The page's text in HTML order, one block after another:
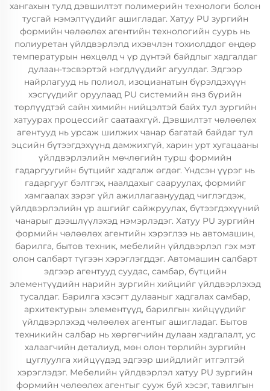
хангахын тулд дэвшилтэт полимерийн технологи болон
тусгай нэмэлтүүдийг ашигладаг. Хатуу PU зургийн
формийн чөлөөлөх агентийн технологийн суурь нь
полиуретан үйлдвэрлэлд ихэвчлэн тохиолддог өндөр
температурын нөхцөлд ч үр дүнтэй байдлыг хадгалдаг
дулаан-тэсвэртэй нэгдлүүдийг агуулдаг. Эдгээр
найрлагууд нь полиол, изоцианатын бүрэлдэхүүн
хэсгүүдийг оруулаад PU системийн янз бүрийн
төрлүүдтэй сайн химийн нийцэлтэй байх тул зургийн
хатуурах процессийг саатаахгүй. Дэвшилтэт чөлөөлөх
агентууд нь урсаж шилжих чанар багатай байдаг тул
эцсийн бүтээгдэхүүнд дамжихгүй, харин урт хугацааны
үйлдвэрлэлийн мөчлөгийн турш формийн
гадаргуугийн бүтцийг хадгалж өгдөг. Үндсэн үүрэг нь
гадаргууг бэлтгэх, наалдахыг сааруулах, формийг
хамгаалах зэрэг үйл ажиллагаануудад чиглэгдэж,
үйлдвэрлэлийн үр ашгийг сайжруулах, бүтээгдэхүүний
чанарыг дээшлүүлэхэд нэмэрлэдэг. Хатуу PU зургийн
формийн чөлөөлөх агентийн хэрэглээ нь автомашин,
барилга, бытов техник, мебелийн үйлдвэрлэл гэх мэт
олон салбарт түгээн хэрэглэгддэг. Автомашин салбарт
эдгээр агентууд суудас, самбар, бүтцийн
элементүүдийн нарийн зургийн хийцийг үйлдвэрлэхэд
тусалдаг. Барилга хэсэгт дулааныг хадгалах самбар,
архитектурын элементүүд, барилгын хийцүүдийг
үйлдвэрлэхэд чөлөөлөх агентыг ашигладаг. Бытов
техникийн салбар нь хөргөгчийн дулаан хадгалалт, ус
халаагчийн деталиуд, мөн олон төрлийн зургийн
цуглуулга хийцүүдэд эдгээр шийдлийг итгэлтэй
хэрэглэдэг. Мебелийн үйлдвэрлэл хатуу PU зургийн
формийн чөлөөлөх агентыг сууж буй хэсэг, тавилгын